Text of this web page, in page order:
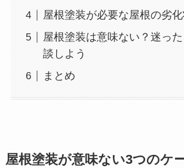
屋根塗装が必要な屋根の劣
屋根塗装は意味ない？迷っ
談しよう
まとめ
屋根塗装が意味ない3つのケ